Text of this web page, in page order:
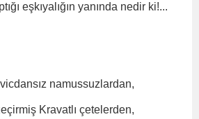
eşkıyalığın yanında nedir ki!...
namussuzlardan,
Kravatlı çetelerden,